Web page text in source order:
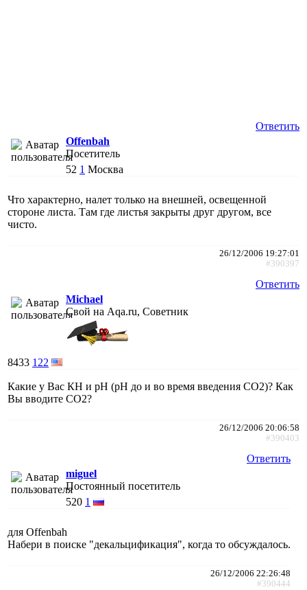
Ответить
Offenbah
Посетитель
52 1 Москва
Что характерно, налет только на внешней, освещенной
стороне листа. Там где листья закрыты друг другом, все
чисто.
26/12/2006 19:27:01
#390397
Ответить
Michael
Свой на Aqa.ru, Советник
8433 122
Какие у Вас КН и рН (рН до и во время введения СО2)? Как
Вы вводите СО2?
26/12/2006 20:06:58
#390403
Ответить
miguel
Постоянный посетитель
520 1
для Offenbah
Набери в поиске "декальцификация", когда то обсуждалось.
26/12/2006 22:26:48
#390444